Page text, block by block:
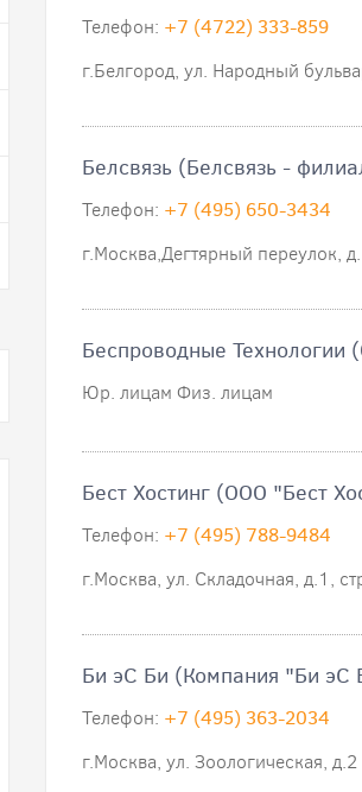
Телефон: +7 (4722) 333-859
г.Белгород, ул. Народный
Белсвязь (Белсвязь -
Телефон: +7 (495) 650-3434
г.Москва,Дегтярный переулок,
Беспроводные
Юр. лицам Физ. лицам
Бест Хостинг (ООО "Бест
Телефон: +7 (495) 788-9484
г.Москва, ул. Складочная, д.1,
Би эС Би (Компания "Би эС
Телефон: +7 (495) 363-2034
г.Москва, ул. Зоологическая, д.2